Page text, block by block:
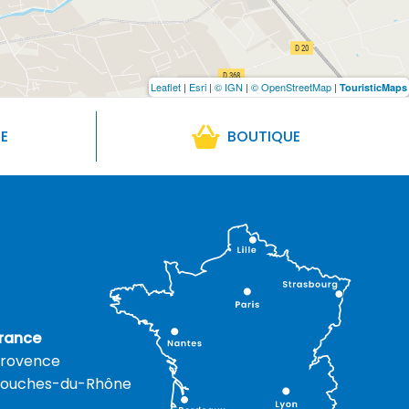
Leaflet | Esri | © IGN | © OpenStreetMap | TouristicMaps
BOUTIQUE
du-Rhône